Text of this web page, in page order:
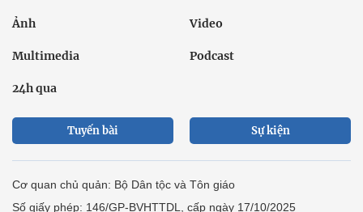
Ảnh Video
Multimedia Podcast
24h qua
Tuyến bài Sự kiện
Cơ quan chủ quản: Bộ Dân tộc và Tôn giáo
Số giấy phép: 146/GP-BVHTTDL, cấp ngày 17/10/2025